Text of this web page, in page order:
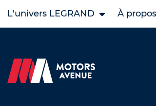
L'univers LEGRAND À propos